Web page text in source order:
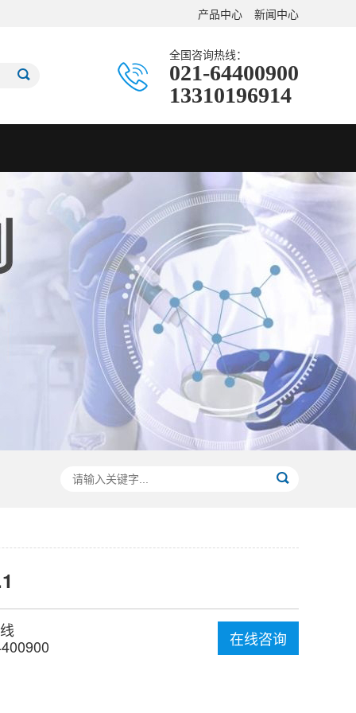
产品中心 新闻中心
全国咨询热线：
021-64400900
13310196914
在线咨询